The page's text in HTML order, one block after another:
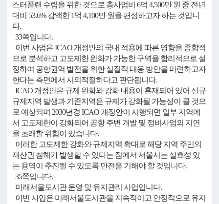
스터플랜 수립을 위한 것으로 총사업비 6억 4,500만 원 중 전년
대비 53.6% 감액한 1억 4,100만 원을 편성하고자 하는 것입니
다.
33쪽입니다.
이번 사업은 ICAO 개정안의 국내 적용에 따른 영향을 종합적
으로 분석하고 고도제한 완화가 가능한 구역을 합리적으로 설
정하여 공항권역 발전을 위한 실질적 대응 방안을 마련하고자
한다는 측면에서 시의적절하다고 판단됩니다.
ICAO 개정안은 규제 완화와 강화 내용이 혼재되어 있어 신규
규제지역 발생과 기존지역은 규제가 강화될 가능성이 클 것으
로 예상되며 2030년경 ICAO 개정안이 시행되면 일부 지역에
서 고도제한이 강화되어 공항 주변 개발 및 정비사업의 지연
을 초래할 위험이 있습니다.
이러한 고도제한 강화와 규제지역 확대로 해당 지역 주민의
재산권 침해가 발생할 수 있다는 점에서 서울시는 실효성 있
는 용역이 추진될 수 있도록 만전을 기해야 할 것입니다.
35쪽입니다.
미래서울도시관 운영 및 유지관리 사업입니다.
이번 사업은 미래서울도시관을 지속적이고 안정적으로 유지